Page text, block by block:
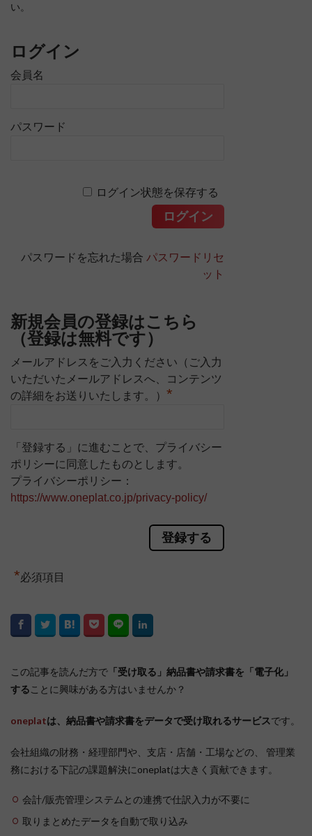
い。
ログイン
会員名
パスワード
ログイン状態を保存する
パスワードを忘れた場合 パスワードリセ
ット
新規会員の登録はこちら
（登録は無料です）
メールアドレスをご入力ください（ご入力
いただいたメールアドレスへ、コンテンツ
の詳細をお送りいたします。） *
「登録する」に進むことで、プライバシー
ポリシーに同意したものとします。
プライバシーポリシー：
https://www.oneplat.co.jp/privacy-policy/
*必須項目
この記事を読んだ方で 「受け取る」納品書や請求書を「電子化」
する ことに興味がある方はいませんか？
oneplatは、納品書や請求書をデータで受け取れるサービスです。
会社組織の財務・経理部門や、支店・店舗・工場などの、 管理業
務における下記の課題解決にoneplatは大きく貢献できます。
会計/販売管理システムとの連携で仕訳入力が不要に
取りまとめたデータを自動で取り込み